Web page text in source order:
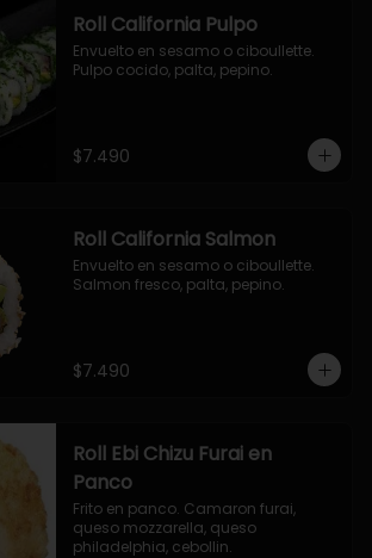
Roll California Pulpo
Envuelto en sesamo o ciboullette.
Pulpo cocido, palta, pepino.
$7.490
Roll California Salmon
Envuelto en sesamo o ciboullette.
Salmon fresco, palta, pepino.
$7.490
Roll Ebi Chizu Furai en
Panco
Frito en panco. Camaron furai,
queso mozzarella, queso
philadelphia, cebollin.